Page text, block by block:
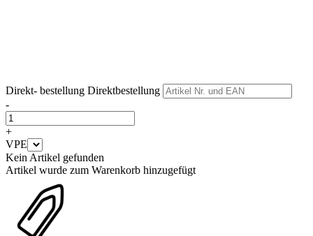
Direkt- bestellung Direktbestellung
-
+
VPE
Kein Artikel gefunden
Artikel wurde zum Warenkorb hinzugefügt